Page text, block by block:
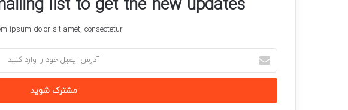
list to get the new updates!
ipsum dolor sit amet, consectetur.
آدرس
ایمیل
خود
وارد